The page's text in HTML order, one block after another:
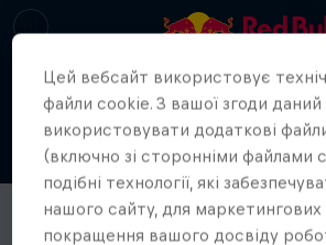
Цей вебсайт використовує
файли cookie. З вашої згоди
використовувати додаткові
(включно зі сторонніми файлами
подібні технології, які
нашого сайту, для маркетингових
покращення вашого досвіду